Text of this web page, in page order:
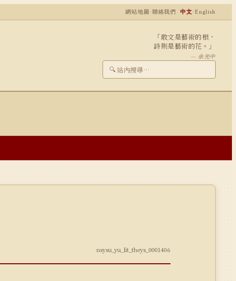
網站地圖 ·聯絡我們 中文·English
「敢文是藝術的根，
詩則是藝術的花。」
— 余光中
🔍
nsysu_yu_lit_theys_0001406